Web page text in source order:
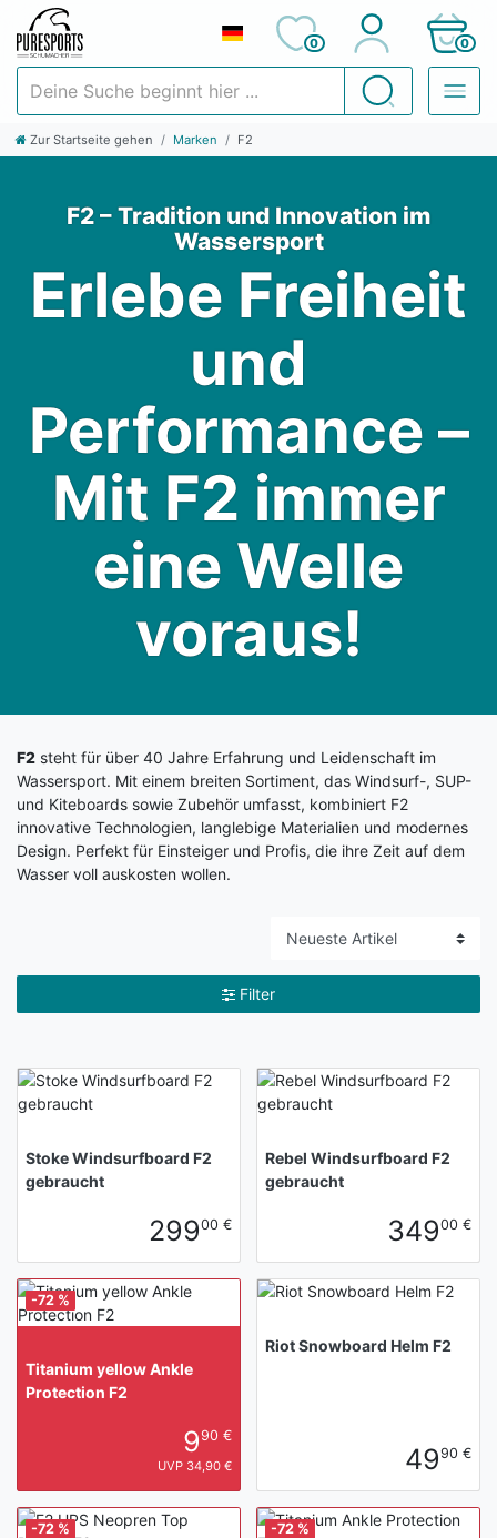
Suchen
0 0
Zur Startseite gehen Marken F2
F2 – Tradition und Innovation im
Wassersport
Erlebe Freiheit
und
Performance –
Mit F2 immer
eine Welle
voraus!
F2 steht für über 40 Jahre Erfahrung und Leidenschaft im
Wassersport. Mit einem breiten Sortiment, das Windsurf-, SUP-
und Kiteboards sowie Zubehör umfasst, kombiniert F2
innovative Technologien, langlebige Materialien und modernes
Design. Perfekt für Einsteiger und Profis, die ihre Zeit auf dem
Wasser voll auskosten wollen.
Filter
Stoke Windsurfboard F2
gebraucht
29900 €
Rebel Windsurfboard F2
gebraucht
34900 €
Titanium yellow Ankle
Protection F2
990 €
UVP 34,90 €
-72 %
Riot Snowboard Helm F2
4990 €
-72 % -72 %